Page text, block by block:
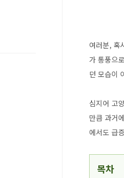
여러분, 혹
가 통풍으
던 모습이
심지어 고
만큼 과거
에서도 급
목차